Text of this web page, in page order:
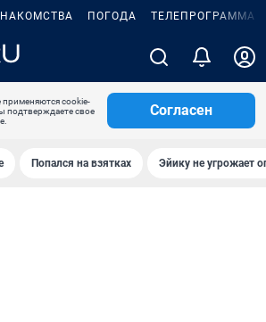
ПОГОДА ТЕЛЕПРОГРАММА
cookie-
подтверждаете свое
Согласен
Попался на взятках Эйику не угрожает